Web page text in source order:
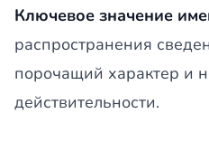
Ключевое значение
распространения
порочащий характер и
действительности.